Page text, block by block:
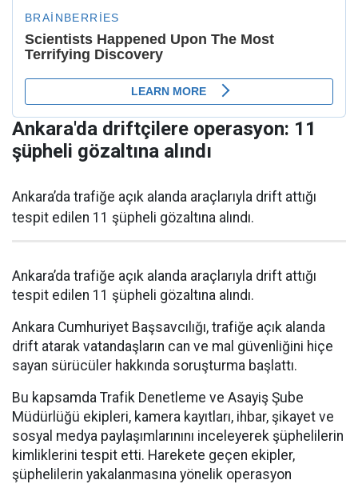
Ankara'da driftçilere operasyon: 11
şüpheli gözaltına alındı
Ankara’da trafiğe açık alanda araçlarıyla drift attığı
tespit edilen 11 şüpheli gözaltına alındı.
Ankara’da trafiğe açık alanda araçlarıyla drift attığı
tespit edilen 11 şüpheli gözaltına alındı.
Ankara Cumhuriyet Başsavcılığı, trafiğe açık alanda
drift atarak vatandaşların can ve mal güvenliğini hiçe
sayan sürücüler hakkında soruşturma başlattı.
Bu kapsamda Trafik Denetleme ve Asayiş Şube
Müdürlüğü ekipleri, kamera kayıtları, ihbar, şikayet ve
sosyal medya paylaşımlarınını inceleyerek şüphelilerin
kimliklerini tespit etti. Harekete geçen ekipler,
şüphelilerin yakalanmasına yönelik operasyon